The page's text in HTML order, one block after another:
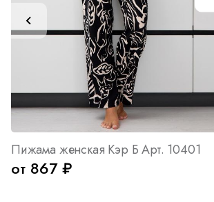
Пижама женская Кэр Б Арт. 10401
от 867 ₽